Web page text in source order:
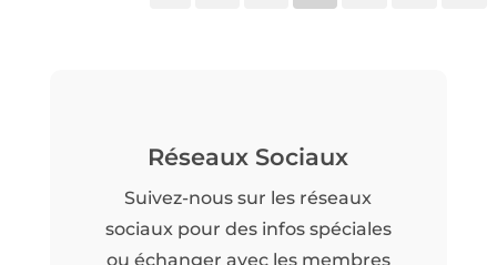
Réseaux Sociaux
Suivez-nous sur les réseaux
sociaux pour des infos spéciales
ou échanger avec les membres